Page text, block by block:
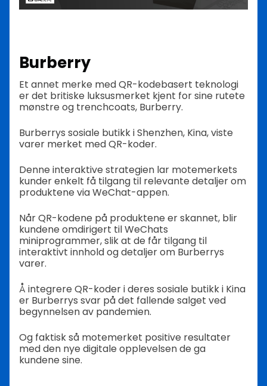
Burberry
Et annet merke med QR-kodebasert teknologi
er det britiske luksusmerket kjent for sine rutete
mønstre og trenchcoats, Burberry.
Burberrys sosiale butikk i Shenzhen, Kina, viste
varer merket med QR-koder.
Denne interaktive strategien lar motemerkets
kunder enkelt få tilgang til relevante detaljer om
produktene via WeChat-appen.
Når QR-kodene på produktene er skannet, blir
kundene omdirigert til WeChats
miniprogrammer, slik at de får tilgang til
interaktivt innhold og detaljer om Burberrys
varer.
Å integrere QR-koder i deres sosiale butikk i Kina
er Burberrys svar på det fallende salget ved
begynnelsen av pandemien.
Og faktisk så motemerket positive resultater
med den nye digitale opplevelsen de ga
kundene sine.